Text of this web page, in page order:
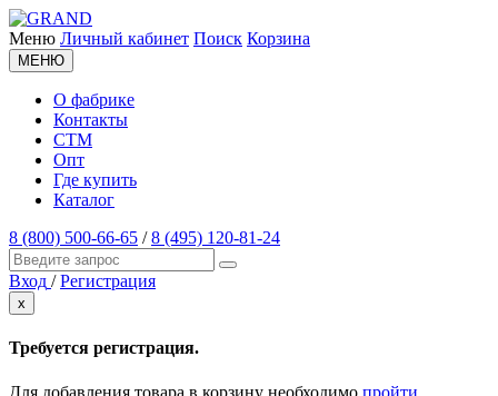
Меню Личный кабинет Поиск Корзина
МЕНЮ
О фабрике
Контакты
СТМ
Опт
Где купить
Каталог
8 (800) 500-66-65 /8 (495) 120-81-24
Вход / Регистрация
x
Требуется регистрация.
Для добавления товара в корзину необходимо пройти